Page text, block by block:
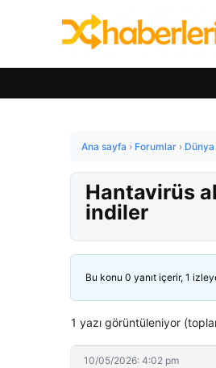
Ana sayfa › Forumlar › Dünya
Hantavirüs
indiler
Bu konu 0 yanıt içerir, 1
1 yazı görüntüleniyor
10/05/2026: 4:02 pm